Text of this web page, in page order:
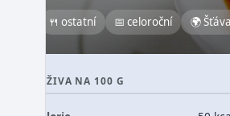
🍴 ostatní 📅 celoroční 🌍
VÝŽIVA NA 100 G